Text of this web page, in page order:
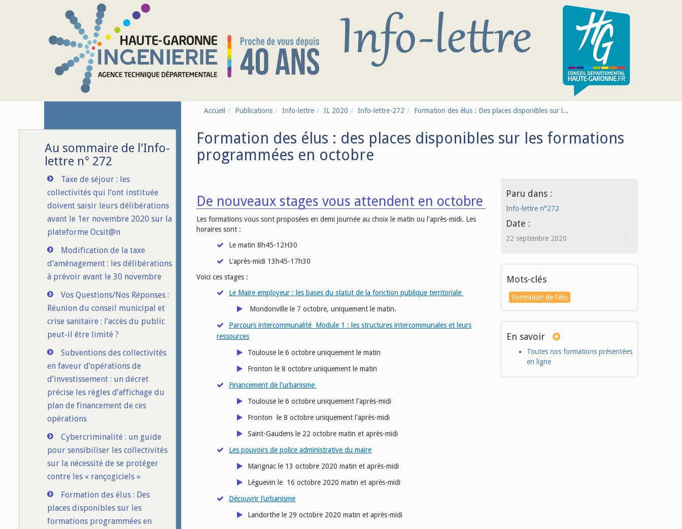
Au sommaire de l'Info-
lettre n° 272
Taxe de séjour : les
collectivités qui l’ont instituée
doivent saisir leurs délibérations
avant le 1er novembre 2020 sur la
plateforme Ocsit@n
Modification de la taxe
d’aménagement : les délibérations
à prévoir avant le 30 novembre
Vos Questions/Nos Réponses :
Réunion du conseil municipal et
crise sanitaire : l’accès du public
peut-il être limité ?
Subventions des collectivités
en faveur d’opérations de
d’investissement : un décret
précise les règles d’affichage du
plan de financement de ces
opérations
Cybercriminalité : un guide
pour sensibiliser les collectivités
sur la nécessité de se protéger
contre les « rançogiciels »
Formation des élus : Des
places disponibles sur les
formations programmées en
Accueil Publications Info-lettre IL 2020 Info-lettre-272 Formation des élus : Des places disponibles sur l...
Formation des élus : des places disponibles sur les formations
programmées en octobre
De nouveaux stages vous attendent en octobre
Les formations vous sont proposées en demi journée au choix le matin ou l'après-midi. Les
horaires sont :
Le matin 8h45-12H30
L'après-midi 13h45-17h30
Voici ces stages :
Le Maire employeur : les bases du statut de la fonction publique territoriale
Mondonville le 7 octobre, uniquement le matin.
Parcours intercommunalité Module 1 : les structures intercommunales et leurs
ressources
Toulouse le 6 octobre uniquement le matin
Fronton le 8 octobre uniquement le matin
Financement de l'urbanisme
Toulouse le 6 octobre uniquement l'après-midi
Fronton le 8 octobre uniquement l'après-midi
Saint-Gaudens le 22 octobre matin et après-midi
Les pouvoirs de police administrative du maire
Marignac le 13 octobre 2020 matin et après-midi
Léguevin le 16 octobre 2020 matin et après-midi
Découvrir l’urbanisme
Landorthe le 29 octobre 2020 matin et après-midi
Paru dans :
Info-lettre n°272
Date :
22 septembre 2020
Mots-clés
Formation de l'élu
En savoir
Toutes nos formations présentées
en ligne